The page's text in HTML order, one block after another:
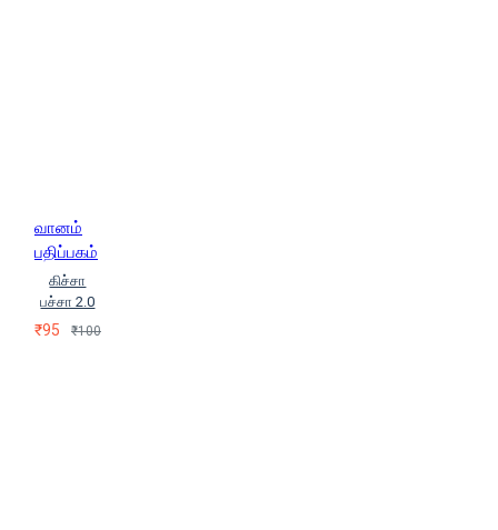
வானம்
பதிப்பகம்
கிச்சா
பச்சா 2.0
₹95 ₹100